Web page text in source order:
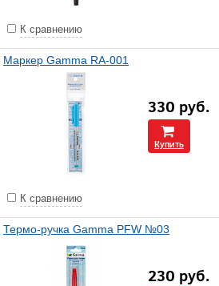
К сравнению
Маркер Gamma RA-001
330 руб.
Купить
К сравнению
Термо-ручка Gamma PFW №03
230 руб.